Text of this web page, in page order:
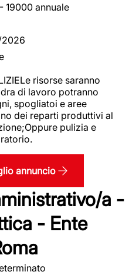
19000 annuale
risorse saranno
di lavoro potranno
spogliatoi e aree
dei reparti produttivi al
pulizia e
annuncio
a -
- Ente